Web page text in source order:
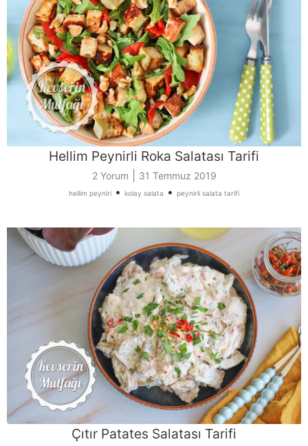
Hellim Peynirli Roka Salatası Tarifi
2 Yorum 31 Temmuz 2019
hellim peyniri • kolay salata • peynirli salata tarifi
Çıtır Patates Salatası Tarifi